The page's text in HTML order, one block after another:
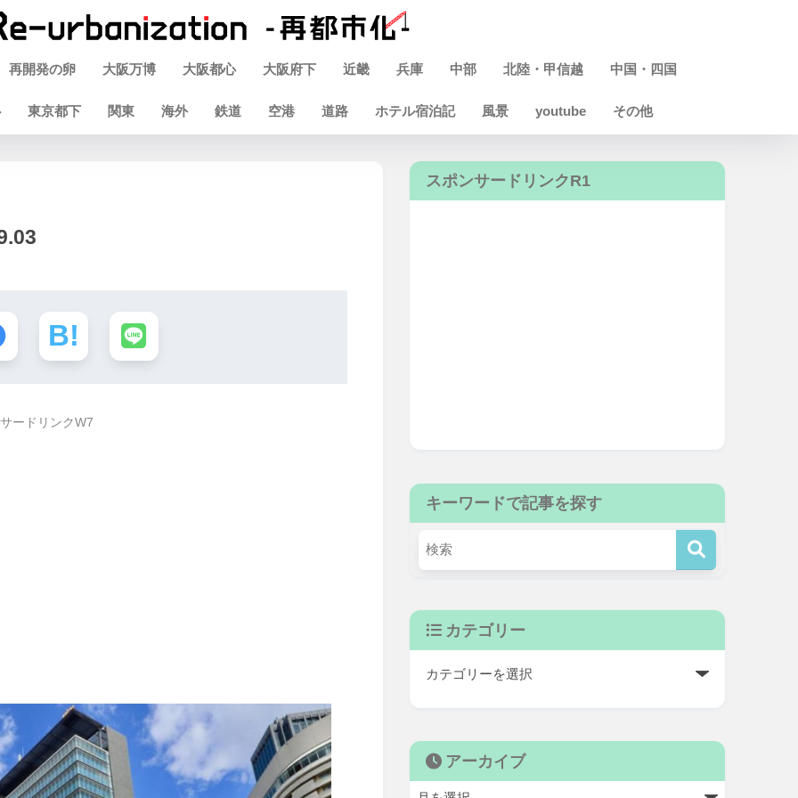
再開発の卵 大阪万博 大阪都心 大阪府下 近畿 兵庫 中部 北陸・甲信越 中国・四国
東京都下 関東 海外 鉄道 空港 道路 ホテル宿泊記 風景 youtube その他
ードリンクW7
スポンサードリンクR1
キーワードで記事を探す
カテゴリー
アーカイブ